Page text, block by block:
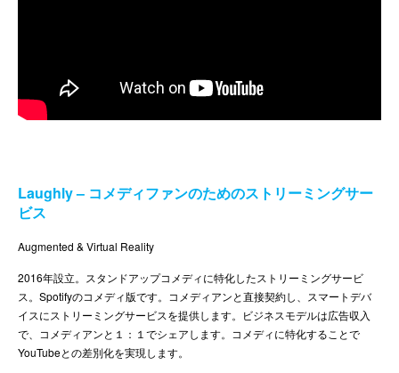
Laughly – コメディファンのためのストリーミングサー
ビス
Augmented & Virtual Reality
2016年設立。スタンドアップコメディに特化したストリーミングサービ
ス。Spotifyのコメディ版です。コメディアンと直接契約し、スマートデバ
イスにストリーミングサービスを提供します。ビジネスモデルは広告収入
で、コメディアンと１：１でシェアします。コメディに特化することで
YouTubeとの差別化を実現します。